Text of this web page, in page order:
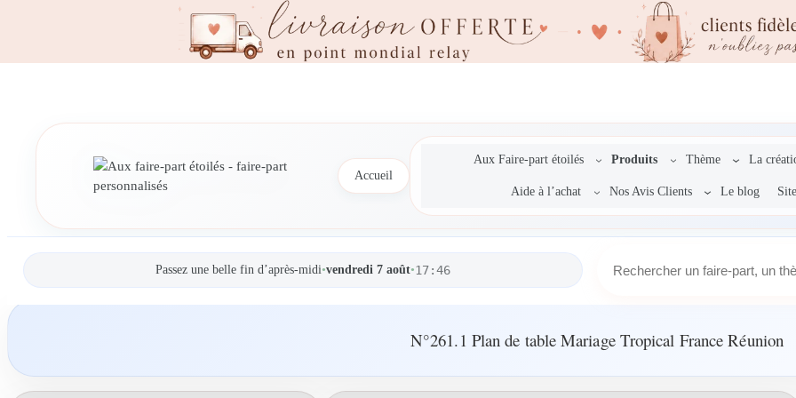
Accueil
Aux Faire-part étoilés Produits Thème La
Aide à l’achat Nos Avis Clients Le blog
Passez une belle fin d’après-midi•vendredi 7 août•17:46
r
h
N°261.1 Plan de table Mariage Tropical France Réunion